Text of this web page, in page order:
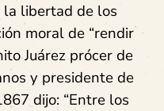
la libertad de los
moral de “rendir
Juárez prócer de
y presidente de
dijo: “Entre los